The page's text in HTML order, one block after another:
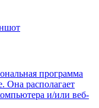
программа
Она располагает
и/или веб-